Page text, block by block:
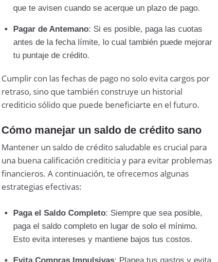
que te avisen cuando se acerque un plazo de pago.
Pagar de Antemano: Si es posible, paga las cuotas
antes de la fecha límite, lo cual también puede mejorar
tu puntaje de crédito.
Cumplir con las fechas de pago no solo evita cargos por
retraso, sino que también construye un historial
crediticio sólido que puede beneficiarte en el futuro.
Cómo manejar un saldo de crédito sano
Mantener un saldo de crédito saludable es crucial para
una buena calificación crediticia y para evitar problemas
financieros. A continuación, te ofrecemos algunas
estrategias efectivas:
Paga el Saldo Completo: Siempre que sea posible,
paga el saldo completo en lugar de solo el mínimo.
Esto evita intereses y mantiene bajos tus costos.